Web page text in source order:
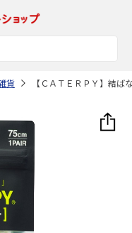
貨 【ＣＡＴＥＲＰＹ】結